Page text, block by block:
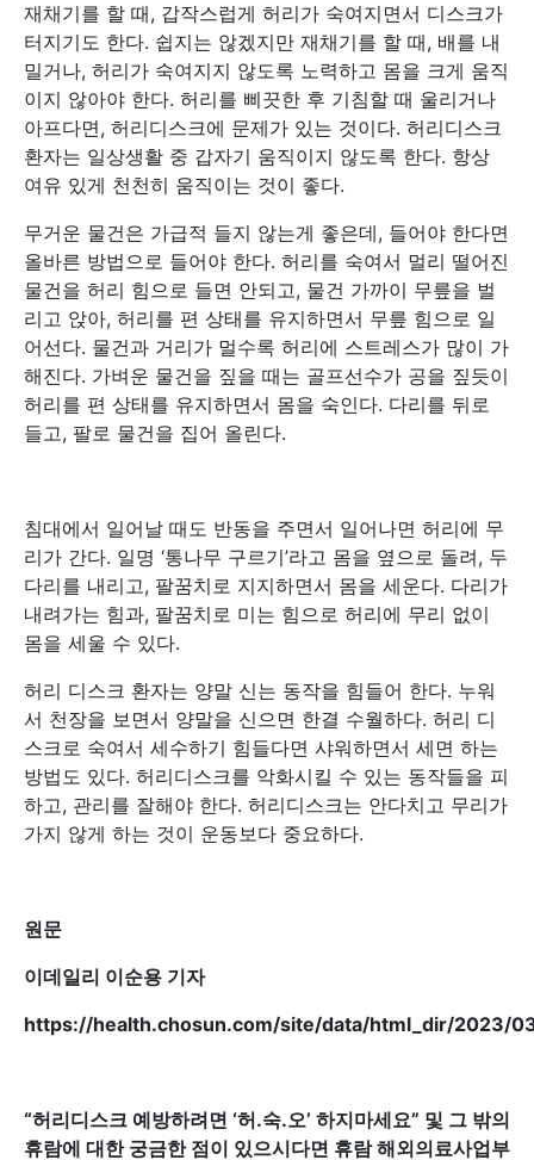
재채기를 할 때, 갑작스럽게 허리가 숙여지면서 디스크가
터지기도 한다. 쉽지는 않겠지만 재채기를 할 때, 배를 내
밀거나, 허리가 숙여지지 않도록 노력하고 몸을 크게 움직
이지 않아야 한다. 허리를 삐끗한 후 기침할 때 울리거나
아프다면, 허리디스크에 문제가 있는 것이다. 허리디스크
환자는 일상생활 중 갑자기 움직이지 않도록 한다. 항상
여유 있게 천천히 움직이는 것이 좋다.
무거운 물건은 가급적 들지 않는게 좋은데, 들어야 한다면
올바른 방법으로 들어야 한다. 허리를 숙여서 멀리 떨어진
물건을 허리 힘으로 들면 안되고, 물건 가까이 무릎을 벌
리고 앉아, 허리를 편 상태를 유지하면서 무릎 힘으로 일
어선다. 물건과 거리가 멀수록 허리에 스트레스가 많이 가
해진다. 가벼운 물건을 짚을 때는 골프선수가 공을 짚듯이
허리를 편 상태를 유지하면서 몸을 숙인다. 다리를 뒤로
들고, 팔로 물건을 집어 올린다.
침대에서 일어날 때도 반동을 주면서 일어나면 허리에 무
리가 간다. 일명 ‘통나무 구르기’라고 몸을 옆으로 돌려, 두
다리를 내리고, 팔꿈치로 지지하면서 몸을 세운다. 다리가
내려가는 힘과, 팔꿈치로 미는 힘으로 허리에 무리 없이
몸을 세울 수 있다.
허리 디스크 환자는 양말 신는 동작을 힘들어 한다. 누워
서 천장을 보면서 양말을 신으면 한결 수월하다. 허리 디
스크로 숙여서 세수하기 힘들다면 샤워하면서 세면 하는
방법도 있다. 허리디스크를 악화시킬 수 있는 동작들을 피
하고, 관리를 잘해야 한다. 허리디스크는 안다치고 무리가
가지 않게 하는 것이 운동보다 중요하다.
원문
이데일리 이순용 기자
https://health.chosun.com/site/data/html_dir/2023/
“허리디스크 예방하려면 ‘허.숙.오’ 하지마세요” 및 그 밖의
휴람에 대한 궁금한 점이 있으시다면 휴람 해외의료사업부